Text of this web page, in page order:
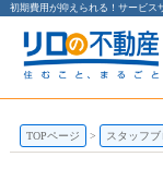
初期費用が抑えられる！サービ
TOPページ スタッフブ